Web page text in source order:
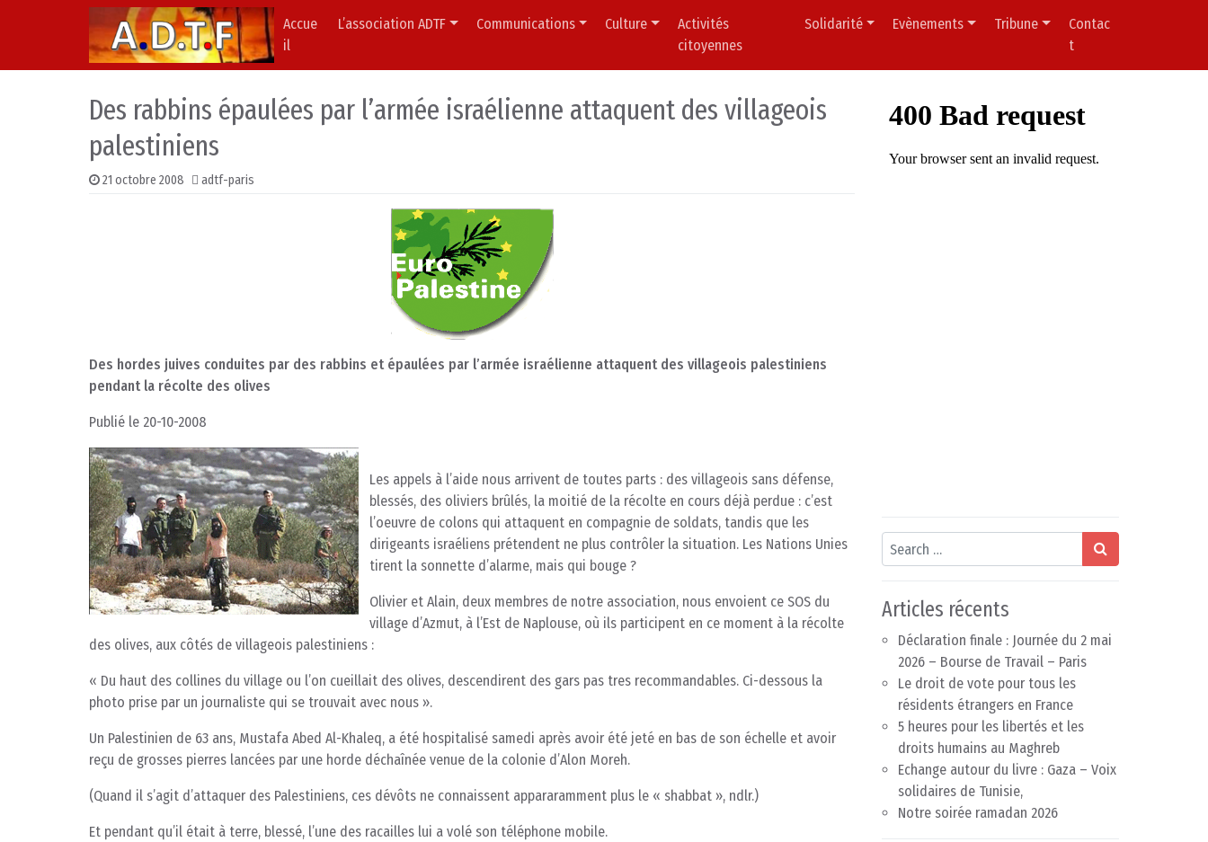
Skip to content
Main Navigation
Accue
il
L’association ADTF Communications Culture
Activités
citoyennes
Solidarité Evènements Tribune
Contac
t
Des rabbins épaulées par l’armée israélienne attaquent des villageois
palestiniens
21 octobre 2008 adtf-paris
Des hordes juives conduites par des rabbins et épaulées par l’armée israélienne attaquent des villageois palestiniens
pendant la récolte des olives
Publié le 20-10-2008
Les appels à l’aide nous arrivent de toutes parts : des villageois sans défense,
blessés, des oliviers brûlés, la moitié de la récolte en cours déjà perdue : c’est
l’oeuvre de colons qui attaquent en compagnie de soldats, tandis que les
dirigeants israéliens prétendent ne plus contrôler la situation. Les Nations Unies
tirent la sonnette d’alarme, mais qui bouge ?
Olivier et Alain, deux membres de notre association, nous envoient ce SOS du
village d’Azmut, à l’Est de Naplouse, où ils participent en ce moment à la récolte
des olives, aux côtés de villageois palestiniens :
« Du haut des collines du village ou l’on cueillait des olives, descendirent des gars pas tres recommandables. Ci-dessous la
photo prise par un journaliste qui se trouvait avec nous ».
Un Palestinien de 63 ans, Mustafa Abed Al-Khaleq, a été hospitalisé samedi après avoir été jeté en bas de son échelle et avoir
reçu de grosses pierres lancées par une horde déchaînée venue de la colonie d’Alon Moreh.
(Quand il s’agit d’attaquer des Palestiniens, ces dévôts ne connaissent appararamment plus le « shabbat », ndlr.)
Et pendant qu’il était à terre, blessé, l’une des racailles lui a volé son téléphone mobile.
Search
Articles récents
Déclaration finale : Journée du 2 mai
2026 – Bourse de Travail – Paris
Le droit de vote pour tous les
résidents étrangers en France
5 heures pour les libertés et les
droits humains au Maghreb
Echange autour du livre : Gaza – Voix
solidaires de Tunisie,
Notre soirée ramadan 2026